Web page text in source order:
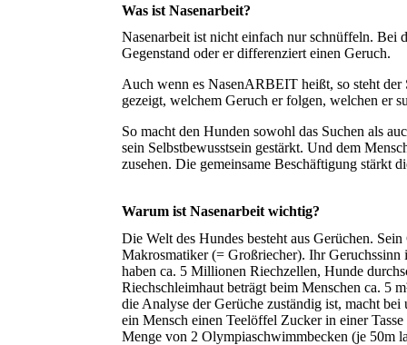
Was ist Nasenarbeit?
Nasenarbeit ist nicht einfach nur schnüffeln. Bei
Gegenstand oder er differenziert einen Geruch.
Auch wenn es NasenARBEIT heißt, so steht
gezeigt, welchem Geruch er folgen, welchen er
So macht den Hunden sowohl das Suchen als
sein Selbstbewusstsein gestärkt. Und dem
zusehen. Die gemeinsame Beschäftigung stärkt
Warum ist Nasenarbeit wichtig?
Die Welt des Hundes besteht aus Gerüchen.
Makrosmatiker (= Großriecher). Ihr Geruchssinn
haben ca. 5 Millionen Riechzellen, Hunde
Riechschleimhaut beträgt beim Menschen ca. 5
die Analyse der Gerüche zuständig ist, macht
ein Mensch einen Teelöffel Zucker in einer
Menge von 2 Olympiaschwimmbecken (je 50m